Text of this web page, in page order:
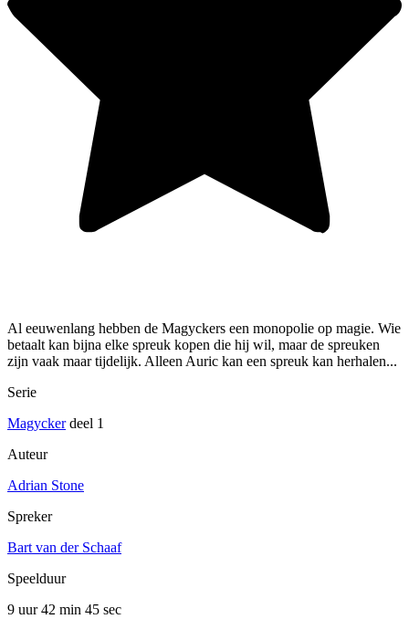
Al eeuwenlang hebben de Magyckers een monopolie op magie. Wie
betaalt kan bijna elke spreuk kopen die hij wil, maar de spreuken
zijn vaak maar tijdelijk. Alleen Auric kan een spreuk kan herhalen...
Serie
Magyckerdeel 1
Auteur
Adrian Stone
Spreker
Bart van der Schaaf
Speelduur
9 uur 42 min 45 sec